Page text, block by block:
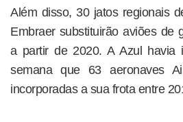
Além disso, 30 jatos regionais
Embraer substituirão aviões de
a partir de 2020. A Azul havia
semana que 63 aeronaves
incorporadas a sua frota entre